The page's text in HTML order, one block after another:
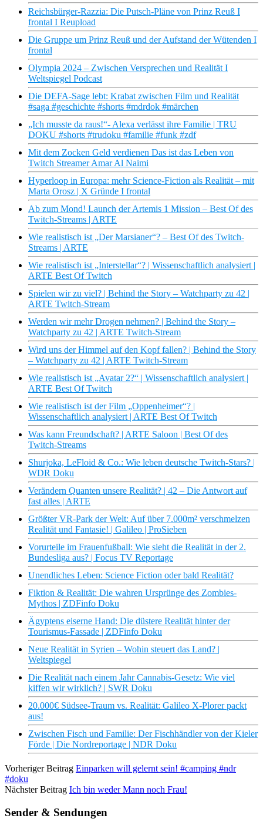
Reichsbürger-Razzia: Die Putsch-Pläne von Prinz Reuß I
frontal I Reupload
Die Gruppe um Prinz Reuß und der Aufstand der Wütenden I
frontal
Olympia 2024 – Zwischen Versprechen und Realität I
Weltspiegel Podcast
Die DEFA-Sage lebt: Krabat zwischen Film und Realität
#saga #geschichte #shorts #mdrdok #märchen
„Ich musste da raus!“- Alexa verlässt ihre Familie | TRU
DOKU #shorts #trudoku #familie #funk #zdf
Mit dem Zocken Geld verdienen Das ist das Leben von
Twitch Streamer Amar Al Naimi
Hyperloop in Europa: mehr Science-Fiction als Realität – mit
Marta Orosz | X Gründe I frontal
Ab zum Mond! Launch der Artemis 1 Mission – Best Of des
Twitch-Streams | ARTE
Wie realistisch ist „Der Marsianer“? – Best Of des Twitch-
Streams | ARTE
Wie realistisch ist „Interstellar“? | Wissenschaftlich analysiert |
ARTE Best Of Twitch
Spielen wir zu viel? | Behind the Story – Watchparty zu 42 |
ARTE Twitch-Stream
Werden wir mehr Drogen nehmen? | Behind the Story –
Watchparty zu 42 | ARTE Twitch-Stream
Wird uns der Himmel auf den Kopf fallen? | Behind the Story
– Watchparty zu 42 | ARTE Twitch-Stream
Wie realistisch ist „Avatar 2?“ | Wissenschaftlich analysiert |
ARTE Best Of Twitch
Wie realistisch ist der Film „Oppenheimer“? |
Wissenschaftlich analysiert | ARTE Best Of Twitch
Was kann Freundschaft? | ARTE Saloon | Best Of des
Twitch-Streams
Shurjoka, LeFloid & Co.: Wie leben deutsche Twitch-Stars? |
WDR Doku
Verändern Quanten unsere Realität? | 42 – Die Antwort auf
fast alles | ARTE
Größter VR-Park der Welt: Auf über 7.000m² verschmelzen
Realität und Fantasie! | Galileo | ProSieben
Vorurteile im Frauenfußball: Wie sieht die Realität in der 2.
Bundesliga aus? | Focus TV Reportage
Unendliches Leben: Science Fiction oder bald Realität?
Fiktion & Realität: Die wahren Ursprünge des Zombies-
Mythos | ZDFinfo Doku
Ägyptens eiserne Hand: Die düstere Realität hinter der
Tourismus-Fassade | ZDFinfo Doku
Neue Realität in Syrien – Wohin steuert das Land? |
Weltspiegel
Die Realität nach einem Jahr Cannabis-Gesetz: Wie viel
kiffen wir wirklich? | SWR Doku
20.000€ Südsee-Traum vs. Realität: Galileo X-Plorer packt
aus!
Zwischen Fisch und Familie: Der Fischhändler von der Kieler
Förde | Die Nordreportage | NDR Doku
Vorheriger Beitrag Einparken will gelernt sein! #camping #ndr
#doku
Nächster Beitrag Ich bin weder Mann noch Frau!
Sender & Sendungen